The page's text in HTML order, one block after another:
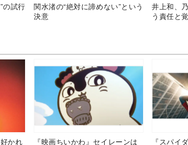
の試行
関水渚の“絶対に諦めない”という
決意
井上和、
う責任と
かれ 『映画ちいかわ』セイレーンは 『スパイ